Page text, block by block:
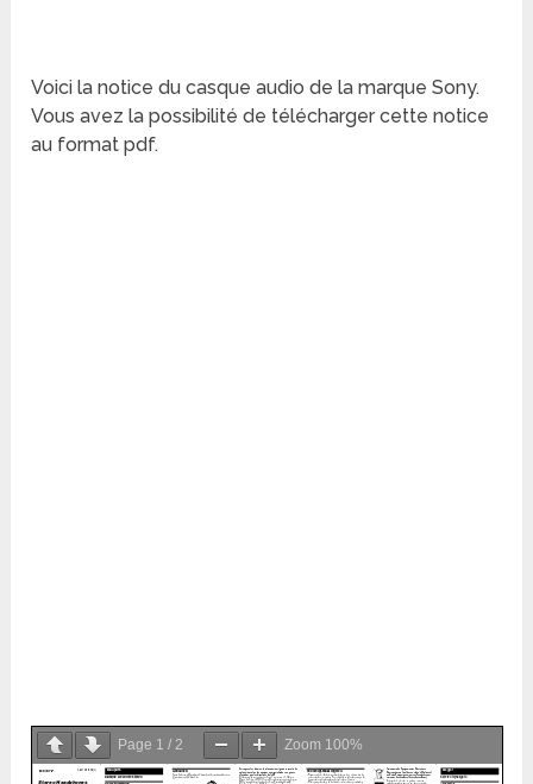
Voici la notice du casque audio de la marque Sony.
Vous avez la possibilité de télécharger cette notice
au format pdf.
Page 1 /2 Zoom 100%